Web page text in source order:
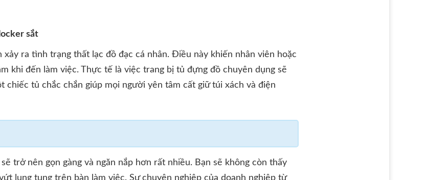
sắt
ra tình trạng thất lạc đồ đạc cá nhân. Điều này khiến nhân viên hoặc
khi đến làm việc. Thực tế là việc trang bị tủ đựng đồ chuyên dụng sẽ
chiếc tủ chắc chắn giúp mọi người yên tâm cất giữ túi xách và điện
trở nên gọn gàng và ngăn nắp hơn rất nhiều. Bạn sẽ không còn thấy
lung tung trên bàn làm việc. Sự chuyên nghiệp của doanh nghiệp từ